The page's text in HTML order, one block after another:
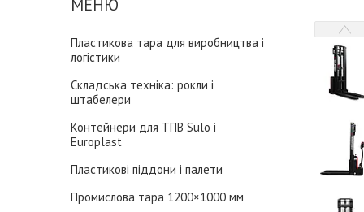
Пластикова тара для виробництва і
логістики
Складська техніка: рокли і
штабелери
Контейнери для ТПВ Sulo і
Europlast
Пластикові піддони і палети
Промислова тара 1200×1000 мм